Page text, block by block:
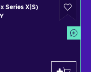
Series X|S)